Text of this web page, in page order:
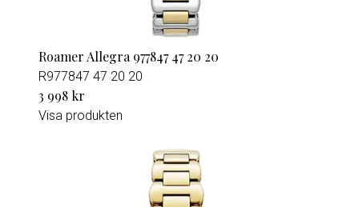
Roamer Allegra 977847 47 20 20
R977847 47 20 20
3 998 kr
Visa produkten